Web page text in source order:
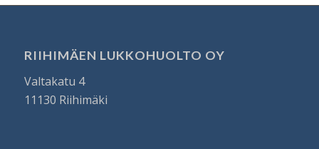
RIIHIMÄEN LUKKOHUOLTO OY
Valtakatu 4
11130 Riihimäki